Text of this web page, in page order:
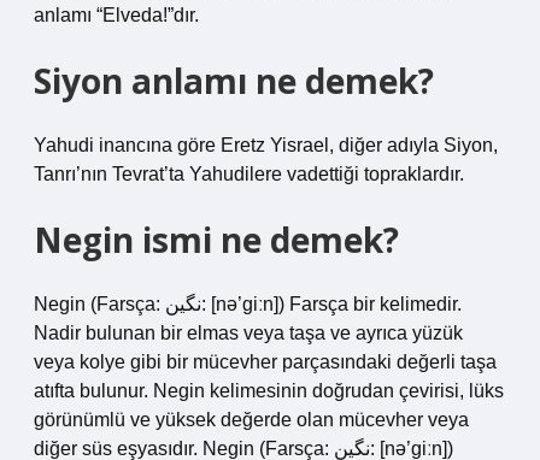
anlamı “Elveda!”dır.
Siyon anlamı ne demek?
Yahudi inancına göre Eretz Yisrael, diğer adıyla Siyon,
Tanrı’nın Tevrat’ta Yahudilere vadettiği topraklardır.
Negin ismi ne demek?
Negin (Farsça: نگین: [nə’giːn]) Farsça bir kelimedir.
Nadir bulunan bir elmas veya taşa ve ayrıca yüzük
veya kolye gibi bir mücevher parçasındaki değerli taşa
atıfta bulunur. Negin kelimesinin doğrudan çevirisi, lüks
görünümlü ve yüksek değerde olan mücevher veya
diğer süs eşyasıdır. Negin (Farsça: نگین: [nə’giːn])